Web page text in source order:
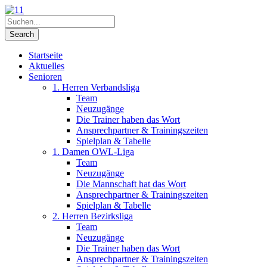
Startseite
Aktuelles
Senioren
1. Herren Verbandsliga
Team
Neuzugänge
Die Trainer haben das Wort
Ansprechpartner & Trainingszeiten
Spielplan & Tabelle
1. Damen OWL-Liga
Team
Neuzugänge
Die Mannschaft hat das Wort
Ansprechpartner & Trainingszeiten
Spielplan & Tabelle
2. Herren Bezirksliga
Team
Neuzugänge
Die Trainer haben das Wort
Ansprechpartner & Trainingszeiten